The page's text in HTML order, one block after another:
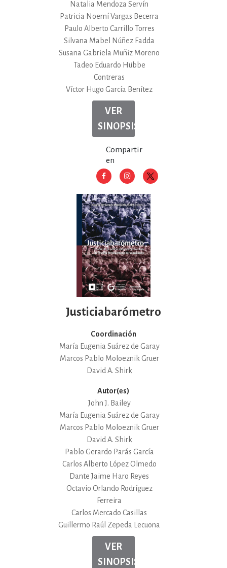
Natalia Mendoza Servín
Patricia Noemí Vargas Becerra
Paulo Alberto Carrillo Torres
Silvana Mabel Núñez Fadda
Susana Gabriela Muñiz Moreno
Tadeo Eduardo Hübbe
Contreras
Víctor Hugo García Benítez
VER
SINOPSIS
Compartir
en
Justiciabarómetro
Coordinación
María Eugenia Suárez de Garay
Marcos Pablo Moloeznik Gruer
David A. Shirk
Autor(es)
John J. Bailey
María Eugenia Suárez de Garay
Marcos Pablo Moloeznik Gruer
David A. Shirk
Pablo Gerardo Parás García
Carlos Alberto López Olmedo
Dante Jaime Haro Reyes
Octavio Orlando Rodríguez
Ferreira
Carlos Mercado Casillas
Guillermo Raúl Zepeda Lecuona
VER
SINOPSIS